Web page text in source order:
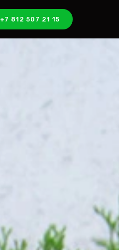
+7 812 507 21 15